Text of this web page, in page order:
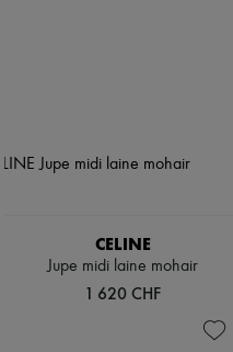
CELINE
Jupe midi laine mohair
1 620 CHF